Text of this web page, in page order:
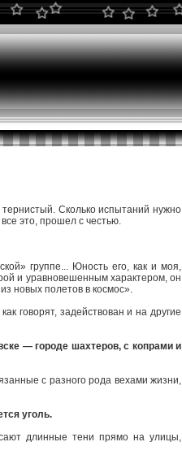
тернистый. Сколько испытаний нужно
это, прошел с честью.
группе... Юность его, как и моя,
и уравновешенным характером, он
новых полетов в космос».
говорят, задействован и на другие
— городе шахтеров, с копрами и
с разного рода вехами жизни,
уголь.
длинные тени прямо на улицы,